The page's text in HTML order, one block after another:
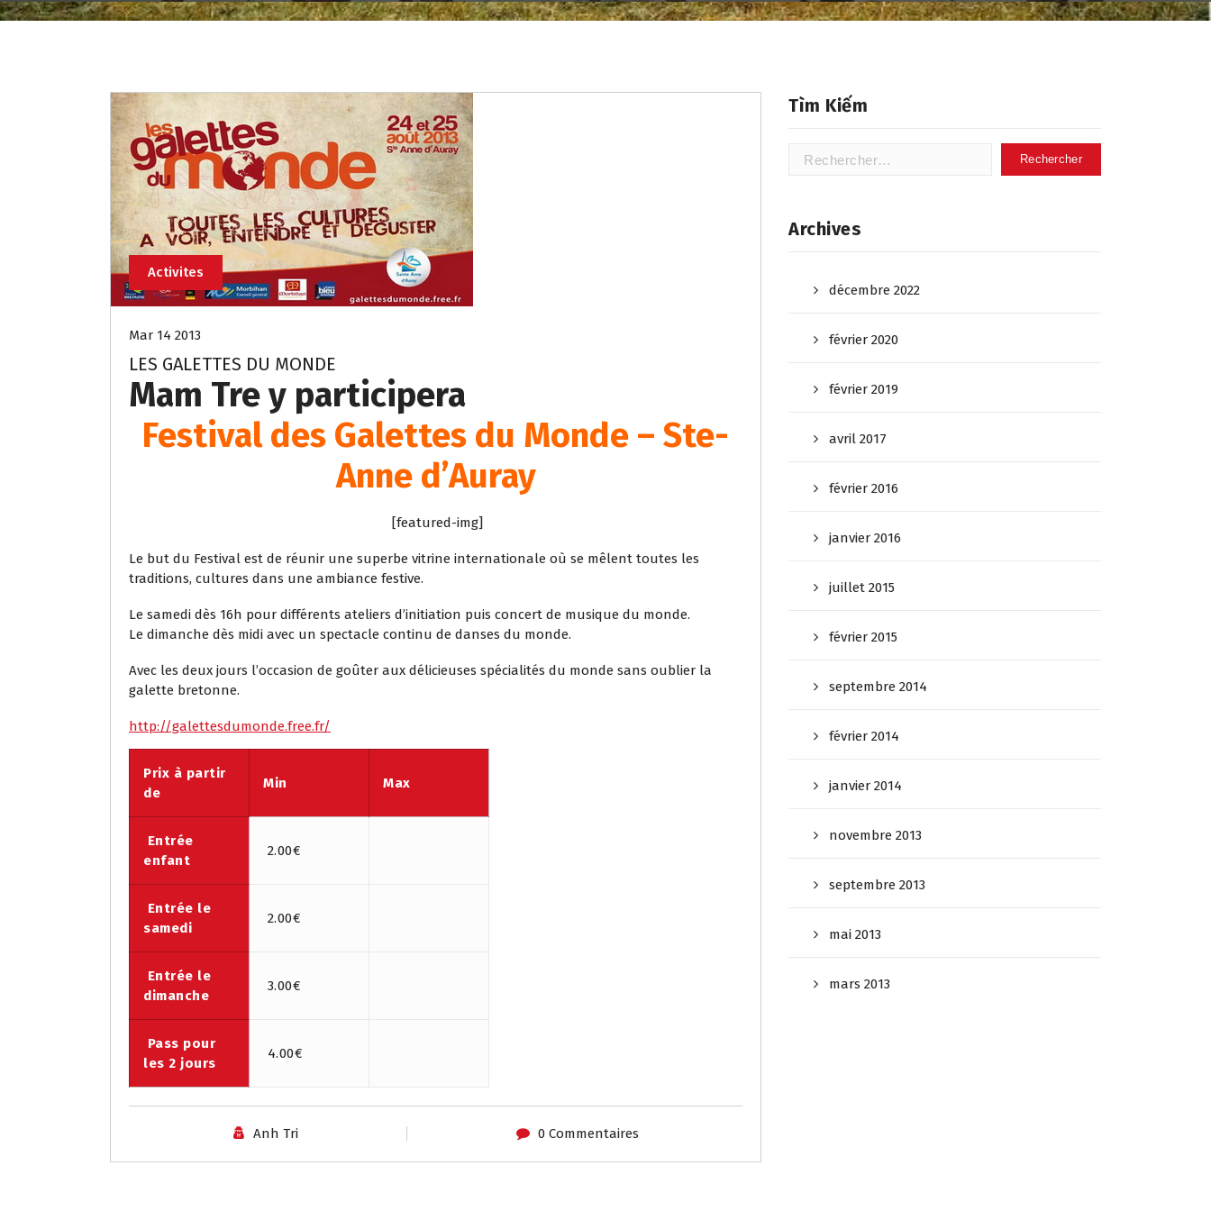
Activites
Mar 14 2013
LES GALETTES DU MONDE
Mam Tre y participera
Festival des Galettes du Monde – Ste-
Anne d’Auray
[featured-img]
Le but du Festival est de réunir une superbe vitrine internationale où se mêlent toutes les
traditions, cultures dans une ambiance festive.
Le samedi dès 16h pour différents ateliers d’initiation puis concert de musique du monde.
Le dimanche dès midi avec un spectacle continu de danses du monde.
Avec les deux jours l’occasion de goûter aux délicieuses spécialités du monde sans oublier la
galette bretonne.
http://galettesdumonde.free.fr/
Prix à partir
de
Min Max
Entrée
enfant
2.00€
Entrée le
samedi
2.00€
Entrée le
dimanche
3.00€
Pass pour
les 2 jours
4.00€
Anh Tri 0 Commentaires
Tìm Kiếm
Rechercher :
Archives
décembre 2022
février 2020
février 2019
avril 2017
février 2016
janvier 2016
juillet 2015
février 2015
septembre 2014
février 2014
janvier 2014
novembre 2013
septembre 2013
mai 2013
mars 2013